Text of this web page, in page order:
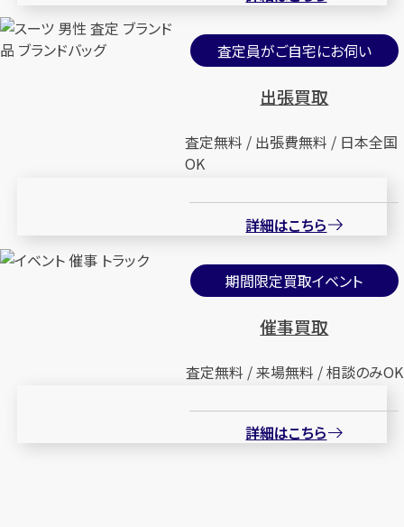
査定員がご自宅にお伺い
出張買取
査定無料 / 出張費無料 / 日本全国
OK
詳細はこちら
期間限定買取イベント
催事買取
査定無料 / 来場無料 / 相談のみOK
詳細はこちら